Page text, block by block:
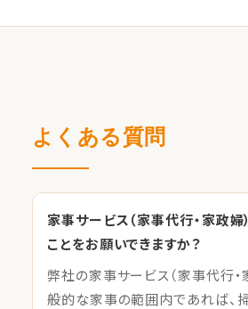
よくある質問
家事サービス（家事代行・家政婦
ことをお願いできますか？
弊社の家事サービス（家事代行・
般的な家事の範囲内であれば、